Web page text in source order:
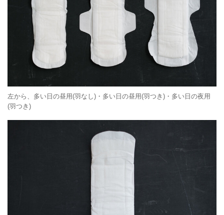
左から、多い日の昼用(羽なし)・多い日の昼用(羽つき)・多い日の夜用
(羽つき)